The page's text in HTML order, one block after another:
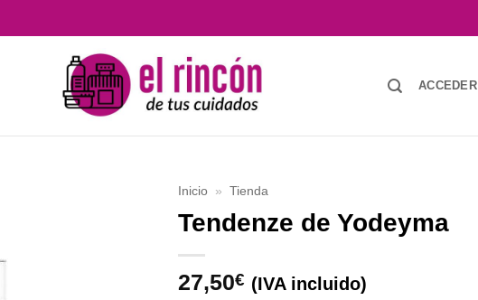
ACCEDER
Inicio » Tienda
Tendenze de Yodeyma
27,50€ (IVA incluido)